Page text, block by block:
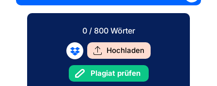
0/ 800 Wörter
Hochladen
Plagiat prüfen